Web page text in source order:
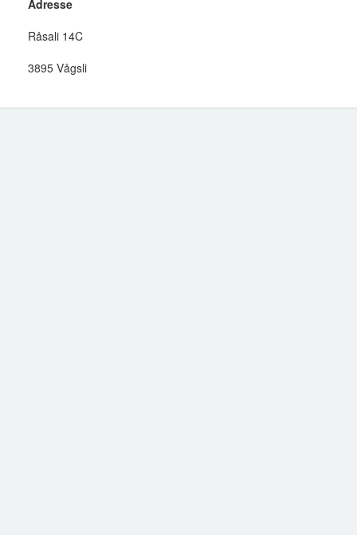
Adresse
Råsali 14C
3895 Vågsli